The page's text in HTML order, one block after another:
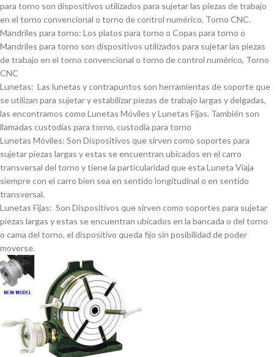
para torno son dispositivos utilizados para sujetar las piezas de trabajo
en el torno convencional o torno de control numérico, Torno CNC.
Mandriles para torno: Los platos para torno o Copas para torno o
Mandriles para torno son dispositivos utilizados para sujetar las piezas
de trabajo en el torno convencional o torno de control numérico, Torno
CNC
Lunetas: Las lunetas y contrapuntos son herramientas de soporte que
se utilizan para sujetar y estabilizar piezas de trabajo largas y delgadas,
las encontramos como Lunetas Móviles y Lunetas Fijas. También son
llamadas custodias para torno, custodia para torno
Lunetas Móviles: Son Dispositivos que sirven como soportes para
sujetar piezas largas y estas se encuentran ubicados en el carro
transversal del torno y tiene la particularidad que esta Luneta Viaja
siempre con el carro bien sea en sentido longitudinal o en sentido
transversal.
Lunetas Fijas: Son Dispositivos que sirven como soportes para sujetar
piezas largas y estas se encuentran ubicados en la bancada o del torno
o cama del torno, el dispositivo queda fijo sin posibilidad de poder
moverse.